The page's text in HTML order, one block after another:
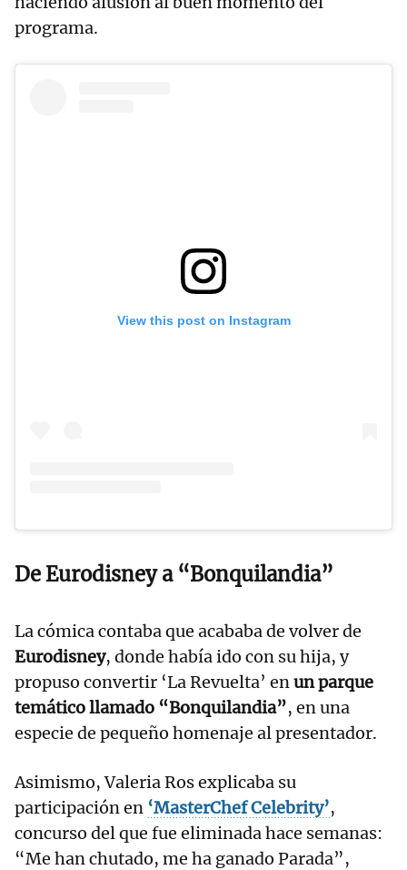
programa.
View this post on Instagram
De Eurodisney a “Bonquilandia”
La cómica contaba que acababa de volver de
Eurodisney, donde había ido con su hija, y
propuso convertir ‘La Revuelta’ enun parque
temático llamado “Bonquilandia”, en una
especie de pequeño homenaje al presentador.
Asimismo, Valeria Ros explicaba su
participación en ‘MasterChef Celebrity’,
concurso del que fue eliminada hace semanas:
“Me han chutado, me ha ganado Parada”,